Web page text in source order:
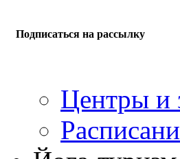
Подписаться на рассылку
Центры и